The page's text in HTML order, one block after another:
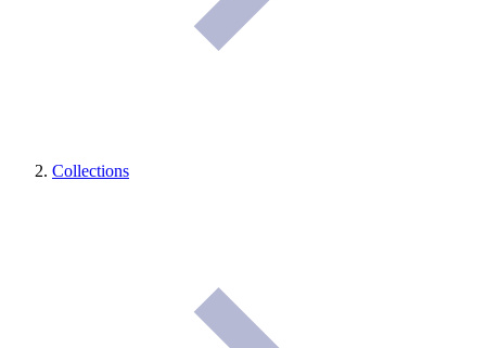
Collections